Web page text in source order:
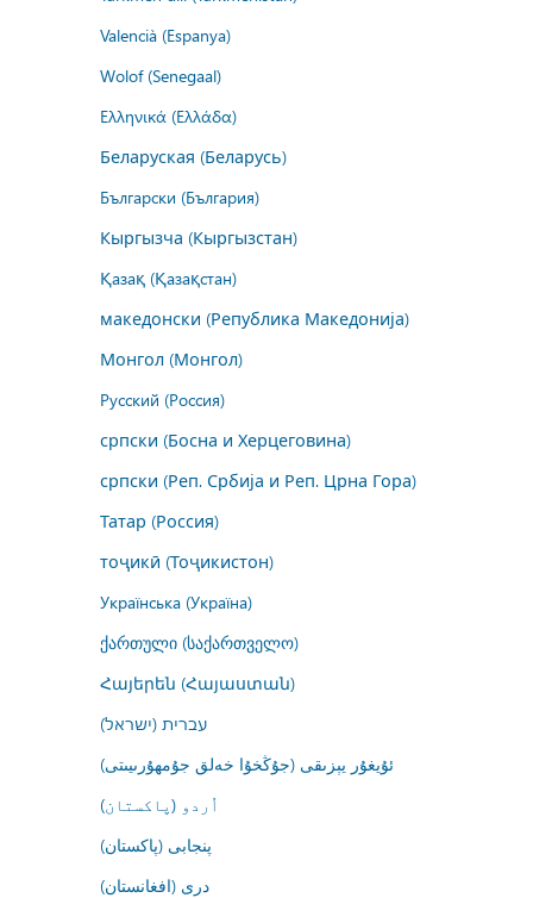
Valencià (Espanya)
Wolof (Senegaal)
Ελληνικά (Ελλάδα)
Беларуская (Беларусь)
Български (България)
Кыргызча (Кыргызстан)
Қазақ (Қазақстан)
македонски (Република Македонија)
Монгол (Монгол)
Русский (Россия)
српски (Босна и Херцеговина)
српски (Реп. Србија и Реп. Црна Гора)
Татар (Россия)
тоҷикӣ (Тоҷикистон)
Українська (Україна)
ქართული (საქართველო)
Հայերեն (Հայաստան)
עברית (ישראל)
ئۇيغۇر يېزىقى (جۇڭخۇا خەلق جۇمھۇرىيىتى)
اُردو (پاکستان)
پنجابی (پاکستان)
درى (افغانستان)